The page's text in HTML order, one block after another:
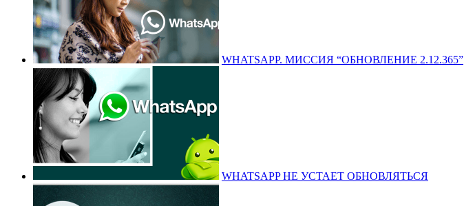
WHATSAPP. МИССИЯ “ОБНОВЛЕНИЕ 2.12.365”
WHATSAPP НЕ УСТАЕТ ОБНОВЛЯТЬСЯ